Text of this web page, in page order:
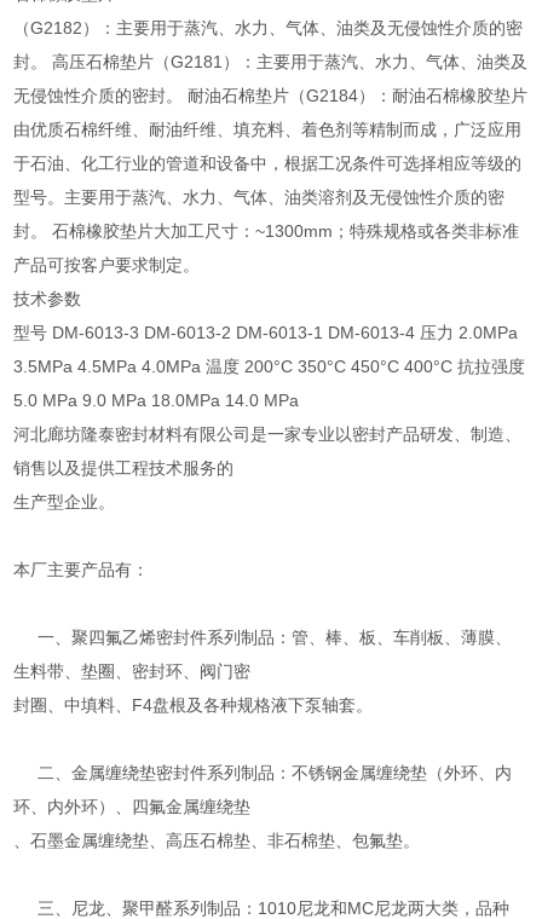
（G2182）：主要用于蒸汽、水力、气体、油类及无侵蚀性介质的密
封。 高压石棉垫片（G2181）：主要用于蒸汽、水力、气体、油类及
无侵蚀性介质的密封。 耐油石棉垫片（G2184）：耐油石棉橡胶垫片
由优质石棉纤维、耐油纤维、填充料、着色剂等精制而成，广泛应用
于石油、化工行业的管道和设备中，根据工况条件可选择相应等级的
型号。主要用于蒸汽、水力、气体、油类溶剂及无侵蚀性介质的密
封。 石棉橡胶垫片大加工尺寸：~1300mm；特殊规格或各类非标准
产品可按客户要求制定。
技术参数
型号 DM-6013-3 DM-6013-2 DM-6013-1 DM-6013-4 压力 2.0MPa
3.5MPa 4.5MPa 4.0MPa 温度 200°C 350°C 450°C 400°C 抗拉强度
5.0 MPa 9.0 MPa 18.0MPa 14.0 MPa
河北廊坊隆泰密封材料有限公司是一家专业以密封产品研发、制造、
销售以及提供工程技术服务的
生产型企业。
本厂主要产品有：
一、聚四氟乙烯密封件系列制品：管、棒、板、车削板、薄膜、
生料带、垫圈、密封环、阀门密
封圈、中填料、F4盘根及各种规格液下泵轴套。
二、金属缠绕垫密封件系列制品：不锈钢金属缠绕垫（外环、内
环、内外环）、四氟金属缠绕垫
、石墨金属缠绕垫、高压石棉垫、非石棉垫、包氟垫。
三、尼龙、聚甲醛系列制品：1010尼龙和MC尼龙两大类，品种